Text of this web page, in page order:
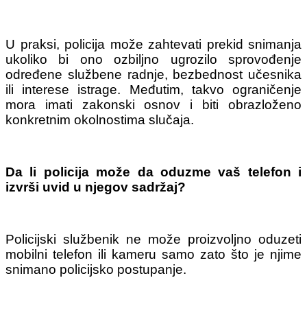
U praksi, policija može zahtevati prekid snimanja
ukoliko bi ono ozbiljno ugrozilo sprovođenje
određene službene radnje, bezbednost učesnika
ili interese istrage. Međutim, takvo ograničenje
mora imati zakonski osnov i biti obrazloženo
konkretnim okolnostima slučaja.
Da li policija može da oduzme vaš telefon i
izvrši uvid u njegov sadržaj?
Policijski službenik ne može proizvoljno oduzeti
mobilni telefon ili kameru samo zato što je njime
snimano policijsko postupanje.